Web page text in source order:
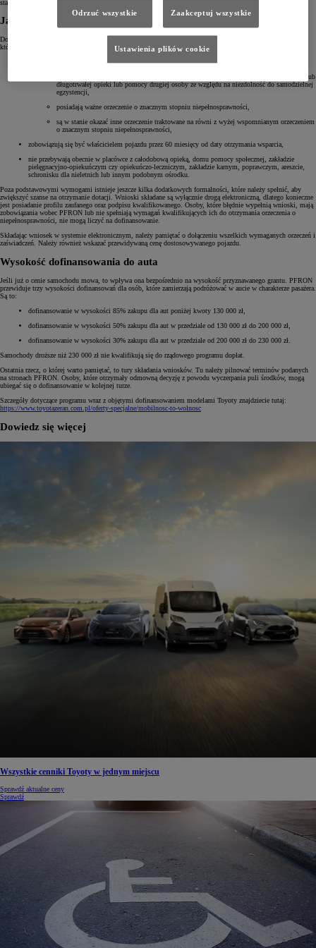
staje się bardziej osiągalny dla każdego.
Jakie warunki należy spełnić, aby otrzymać dofinansowanie?
Dofinansowanie z Państwowego Funduszu Rehabilitacji Osób Niepełnosprawnych jest przyznawane osobom,
które spełniają następujące warunki:
Poruszają się na wózku inwalidzkim oraz:
mają wydane ważne orzeczenie o niepełnosprawności ze wskazaniem konieczności stałej lub
długotrwałej opieki lub pomocy drugiej osoby ze względu na niezdolność do samodzielnej
egzystencji,
posiadają ważne orzeczenie o znacznym stopniu niepełnosprawności,
są w stanie okazać inne orzeczenie traktowane na równi z wyżej wspomnianym orzeczeniem
o znacznym stopniu niepełnosprawności,
zobowiązują się być właścicielem pojazdu przez 60 miesięcy od daty otrzymania wsparcia,
nie przebywają obecnie w placówce z całodobową opieką, domu pomocy społecznej, zakładzie
pielęgnacyjno-opiekuńczym czy opiekuńczo-leczniczym, zakładzie karnym, poprawczym, areszcie,
schronisku dla nieletnich lub innym podobnym ośrodku.
Poza podstawowymi wymogami istnieje jeszcze kilka dodatkowych formalności, które należy spełnić, aby
zwiększyć szanse na otrzymanie dotacji. Wnioski składane są wyłącznie drogą elektroniczną, dlatego konieczne
jest posiadanie profilu zaufanego oraz podpisu kwalifikowanego. Osoby, które błędnie wypełnią wnioski, mają
zobowiązania wobec PFRON lub nie spełniają wymagań kwalifikujących ich do otrzymania orzeczenia o
niepełnosprawności, nie mogą liczyć na dofinansowanie.
Składając wniosek w systemie elektronicznym, należy pamiętać o dołączeniu wszelkich wymaganych orzeczeń i
zaświadczeń. Należy również wskazać przewidywaną cenę dostosowywanego pojazdu.
Wysokość dofinansowania do auta
Jeśli już o cenie samochodu mowa, to wpływa ona bezpośrednio na wysokość przyznawanego grantu. PFRON
przewiduje trzy wysokości dofinansowań dla osób, które zamierzają podróżować w aucie w charakterze pasażera.
Są to:
dofinansowanie w wysokości 85% zakupu dla aut poniżej kwoty 130 000 zł,
dofinansowanie w wysokości 50% zakupu dla aut w przedziale od 130 000 zł do 200 000 zł,
dofinansowanie w wysokości 30% zakupu dla aut w przedziale od 200 000 zł do 230 000 zł.
Samochody droższe niż 230 000 zł nie kwalifikują się do rządowego programu dopłat.
Ostatnia rzecz, o której warto pamiętać, to tury składania wniosków. Tu należy pilnować terminów podanych
na stronach PFRON. Osoby, które otrzymały odmowną decyzję z powodu wyczerpania puli środków, mogą
ubiegać się o dofinansowanie w kolejnej turze.
Szczegóły dotyczące programu wraz z objętymi dofinansowaniem modelami Toyoty znajdziecie tutaj:
https://www.toyotazeran.com.pl/oferty-specjalne/mobilnosc-to-wolnosc
Dowiedz się więcej
Wszystkie cenniki Toyoty w jednym miejscu
Sprawdź aktualne ceny
Sprawdź
Odrzuć wszystkie Zaakceptuj wszystkie
Ustawienia plików cookie